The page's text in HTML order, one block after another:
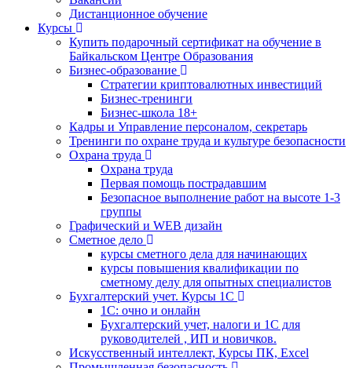
Дистанционное обучение
Курсы
Купить подарочный сертификат на обучение в
Байкальском Центре Образования
Бизнес-образование
Стратегии криптовалютных инвестиций
Бизнес-тренинги
Бизнес-школа 18+
Кадры и Управление персоналом, секретарь
Тренинги по охране труда и культуре безопасности
Охрана труда
Охрана труда
Первая помощь пострадавшим
Безопасное выполнение работ на высоте 1-3
группы
Графический и WEB дизайн
Сметное дело
курсы сметного дела для начинающих
курсы повышения квалификации по
сметному делу для опытных специалистов
Бухгалтерский учет. Курсы 1С
1С: очно и онлайн
Бухгалтерский учет, налоги и 1С для
руководителей , ИП и новичков.
Искусственный интеллект, Курсы ПК, Excel